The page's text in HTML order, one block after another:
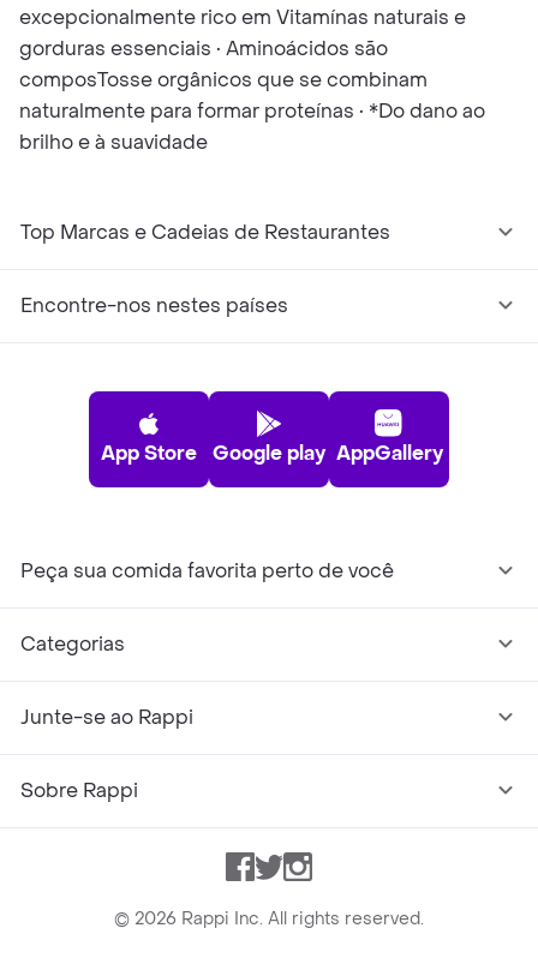
excepcionalmente rico em Vitamínas naturais e
gorduras essenciais • Aminoácidos são
composTosse orgânicos que se combinam
naturalmente para formar proteínas • *Do dano ao
brilho e à suavidade
Top Marcas e Cadeias de Restaurantes
Encontre-nos nestes países
App Store Google play AppGallery
Peça sua comida favorita perto de você
Categorias
Junte-se ao Rappi
Sobre Rappi
Facebook
TwitterInstagram
© 2026 Rappi Inc. All rights reserved.